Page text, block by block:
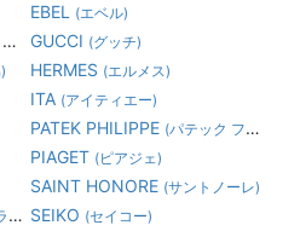
EBEL (エベル)
GUCCI (グッチ)
HERMES (エルメス)
ITA (アイティエー)
PATEK PHILIPPE (パテック フィリップ)
PIAGET (ピアジェ)
SAINT HONORE (サントノーレ)
) SEIKO (セイコー)